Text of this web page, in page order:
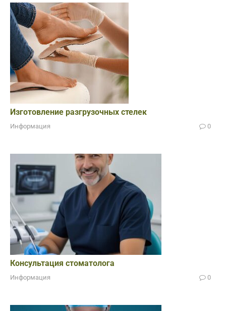
Изготовление разгрузочных стелек
Информация 0
Консультация стоматолога
Информация 0